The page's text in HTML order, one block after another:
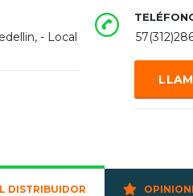
- Local
DISTRIBUIDOR